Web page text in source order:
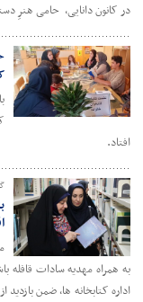
در کانون دانایی، ‌ حامی هنرِ
افتاد.
به همراه مهدیه سادات قافله
اداره کتابخانه ها،‌ ضمن بازدید